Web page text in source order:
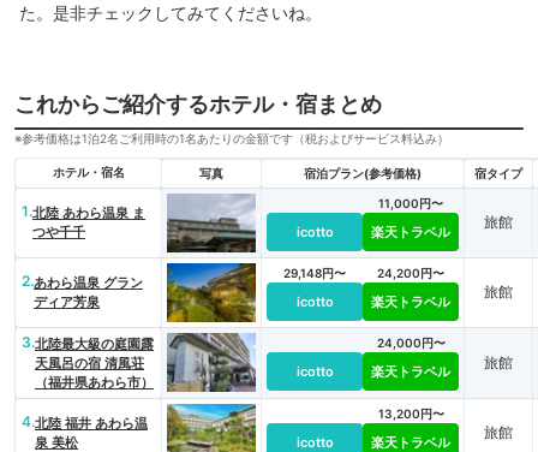
た。是非チェックしてみてくださいね。
これからご紹介するホテル・宿まとめ
※参考価格は1泊2名ご利用時の1名あたりの金額です（税およびサービス料込み）
ホテル・宿名 写真 宿泊プラン(参考価格) 宿タイプ
1.北陸 あわら温泉 ま
つや千千
icotto
11,000円〜
楽天トラベル
旅館
2.あわら温泉 グラン
ディア芳泉
29,148円〜
icotto
24,200円〜
楽天トラベル
旅館
3.北陸最大級の庭園露
天風呂の宿 清風荘
（福井県あわら市）
icotto
24,000円〜
楽天トラベル 旅館
4.北陸 福井 あわら温
泉 美松
icotto
13,200円〜
楽天トラベル
旅館